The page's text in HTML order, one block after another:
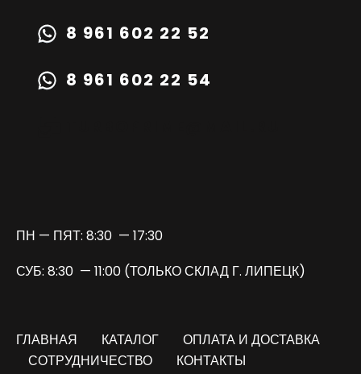
8 961 602 22 52
8 961 602 22 54
ПН — ПЯТ: 8:30 — 17:30
СУБ: 8:30 — 11:00 (ТОЛЬКО СКЛАД Г. ЛИПЕЦК)
ГЛАВНАЯ КАТАЛОГ
ОПЛАТА И ДОСТАВКА
СОТРУДНИЧЕСТВО
КОНТАКТЫ